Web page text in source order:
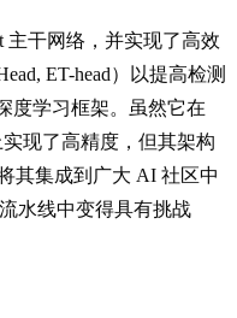
主干网络，并实现了高效
ET-head）以提高检测
度学习框架。虽然它在
现了高精度，但其架构
其集成到广大 AI 社区中
流水线中变得具有挑战